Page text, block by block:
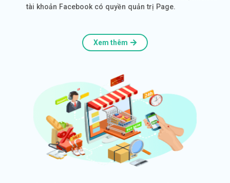
tài khoản Facebook có quyền quản trị Page.
Xem thêm